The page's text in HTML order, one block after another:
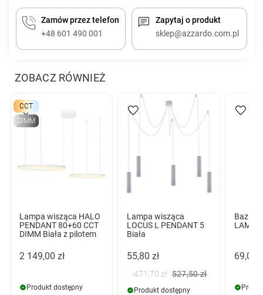
Zamów przez telefon
+48 601 490 001
Zapytaj o produkt
sklep@azzardo.com.pl
ZOBACZ RÓWNIEŻ
CCT
DIMM
Lampa wisząca HALO
PENDANT 80+60 CCT
DIMM Biała z pilotem
2 149,00 zł
Produkt dostępny
Lampa wisząca
LOCUS L PENDANT 5
Biała
55,80 zł
-471,70 zł 527,50 zł
Produkt dostępny
Baza
69,00